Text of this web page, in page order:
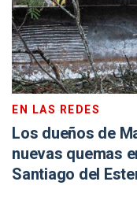
EN LAS REDES
Los dueños de
nuevas quemas
Santiago del